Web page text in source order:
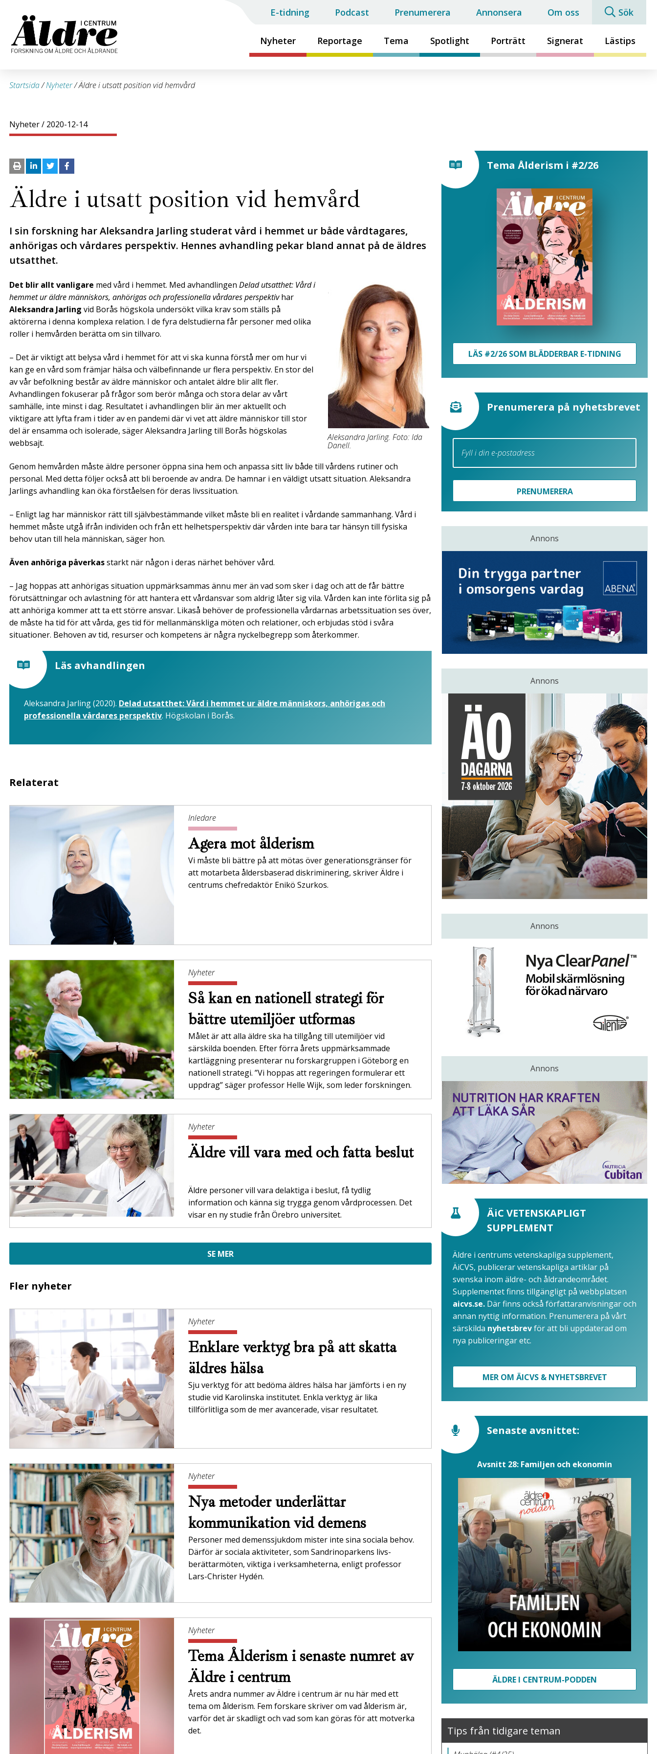
Nyheter Reportage Tema Spotlight Porträtt Signerat Lästips
E-tidning Podcast Prenumerera Annonsera Om oss Sök
Startsida/Nyheter/Äldre i utsatt position vid hemvård
Nyheter/ 2020-12-14
Äldre i utsatt position vid hemvård
I sin forskning har Aleksandra Jarling studerat vård i hemmet ur både vårdtagares,
anhörigas och vårdares perspektiv. Hennes avhandling pekar bland annat på de äldres
utsatthet.
Aleksandra Jarling. Foto: Ida
Danell.
Det blir allt vanligare med vård i hemmet. Med avhandlingen Delad utsatthet: Vård i
hemmet ur äldre människors, anhörigas och professionella vårdares perspektivhar
Aleksandra Jarling vid Borås högskola undersökt vilka krav som ställs på
aktörerna i denna komplexa relation. I de fyra delstudierna får personer med olika
roller i hemvården berätta om sin tillvaro.
– Det är viktigt att belysa vård i hemmet för att vi ska kunna förstå mer om hur vi
kan ge en vård som främjar hälsa och välbefinnande ur flera perspektiv. En stor del
av vår befolkning består av äldre människor och antalet äldre blir allt fler.
Avhandlingen fokuserar på frågor som berör många och stora delar av vårt
samhälle, inte minst i dag. Resultatet i avhandlingen blir än mer aktuellt och
viktigare att lyfta fram i tider av en pandemi där vi vet att äldre människor till stor
del är ensamma och isolerade, säger Aleksandra Jarling till Borås högskolas
webbsajt.
Genom hemvården måste äldre personer öppna sina hem och anpassa sitt liv både till vårdens rutiner och
personal. Med detta följer också att bli beroende av andra. De hamnar i en väldigt utsatt situation. Aleksandra
Jarlings avhandling kan öka förståelsen för deras livssituation.
– Enligt lag har människor rätt till självbestämmande vilket måste bli en realitet i vårdande sammanhang. Vård i
hemmet måste utgå ifrån individen och från ett helhetsperspektiv där vården inte bara tar hänsyn till fysiska
behov utan till hela människan, säger hon.
Även anhöriga påverkasstarkt när någon i deras närhet behöver vård.
– Jag hoppas att anhörigas situation uppmärksammas ännu mer än vad som sker i dag och att de får bättre
förutsättningar och avlastning för att hantera ett vårdansvar som aldrig låter sig vila. Vården kan inte förlita sig på
att anhöriga kommer att ta ett större ansvar. Likaså behöver de professionella vårdarnas arbetssituation ses över,
de måste ha tid för att vårda, ges tid för mellanmänskliga möten och relationer, och erbjudas stöd i svåra
situationer. Behoven av tid, resurser och kompetens är några nyckelbegrepp som återkommer.
Läs avhandlingen
Aleksandra Jarling (2020). Delad utsatthet: Vård i hemmet ur äldre människors, anhörigas och
professionella vårdares perspektiv. Högskolan i Borås.
Relaterat
Inledare
Agera mot ålderism
Vi måste bli bättre på att mötas över generationsgränser för
att motarbeta åldersbaserad diskriminering, skriver Äldre i
centrums chefredaktör Enikö Szurkos.
Nyheter
Så kan en nationell strategi för
bättre utemiljöer utformas
Målet är att alla äldre ska ha tillgång till utemiljöer vid
särskilda boenden. Efter förra årets uppmärksammade
kartläggning presenterar nu forskargruppen i Göteborg en
nationell strategi. ”Vi hoppas att regeringen formulerar ett
uppdrag” säger professor Helle Wijk, som leder forskningen.
Nyheter
Äldre vill vara med och fatta beslut
Äldre personer vill vara delaktiga i beslut, få tydlig
information och känna sig trygga genom vårdprocessen. Det
visar en ny studie från Örebro universitet.
SE MER
Fler nyheter
Nyheter
Enklare verktyg bra på att skatta
äldres hälsa
Sju verktyg för att bedöma äldres hälsa har jämförts i en ny
studie vid Karolinska institutet. Enkla verktyg är lika
tillförlitliga som de mer avancerade, visar resultatet.
Nyheter
Nya metoder underlättar
kommunikation vid demens
Personer med demenssjukdom mister inte sina sociala behov.
Därför är sociala aktiviteter, som Sandrinoparkens livs­
berättarmöten, viktiga i verksamheterna,­ enligt professor
Lars-Christer Hydén.
Nyheter
Tema Ålderism i senaste numret av
Äldre i centrum
Årets andra nummer av Äldre i centrum är nu här med ett
tema om ålderism. Fem forskare skriver om vad ålderism är,
varför det är skadligt och vad som kan göras för att motverka
det.
Tema Ålderism i #2/26
LÄS #2/26 SOM BLÄDDERBAR E-TIDNING
Prenumerera på nyhetsbrevet
PRENUMERERA
Annons
Annons
Annons
Annons
ÄiC VETENSKAPLIGT
SUPPLEMENT
Äldre i centrums vetenskapliga supplement,
ÄiCVS, publicerar vetenskapliga artiklar på
svenska inom äldre- och åldrandeområdet.
Supplementet finns tillgängligt på webbplatsen
aicvs.se. Där finns också författaranvisningar och
annan nyttig information. Prenumerera på vårt
särskilda nyhetsbrevför att bli uppdaterad om
nya publiceringar etc.
MER OM ÄICVS & NYHETSBREVET
Senaste avsnittet:
Avsnitt 28: Familjen och ekonomin
ÄLDRE I CENTRUM-PODDEN
Tips från tidigare teman